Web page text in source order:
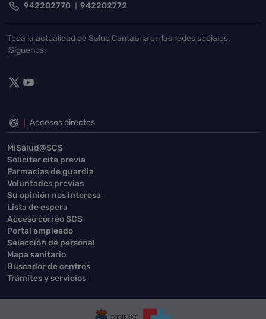
942202770 942202772
Toda la actualidad de Salud Cantabria en las redes sociales.
¡Síguenos!
Accesos directos
MiSalud@SCS
Solicitar cita previa
Farmacias de guardia
Voluntades previas
Su opinión nos interesa
Lista de espera
Acceso correo SCS
Portal empleado
Selección de personal
Mapa sanitario
Buscador de centros
Trámites y servicios